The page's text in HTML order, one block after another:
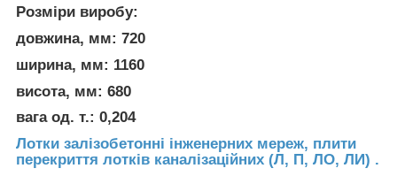
Розміри виробу:
довжина, мм: 720
ширина, мм: 1160
висота, мм: 680
вага од. т.: 0,204
Лотки залізобетонні інженерних мереж, плити
перекриття лотків каналізаційних (Л, П, ЛО, ЛИ) .